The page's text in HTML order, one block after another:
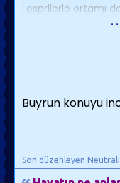
esprilerle ortamı
Tabii çift
Onun güzel
erkekleri
bilge bir görünüm
.
Buyrun konuyu
Son düzenleyen